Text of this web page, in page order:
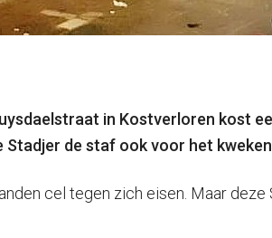
in Kostverloren kost
Stadjer de staf ook voor het
cel tegen zich eisen. Maar